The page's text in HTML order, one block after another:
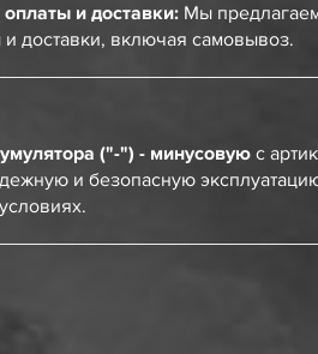
и доставки: Мы
доставки, включая самовывоз.
("-") - минусовуюс
и безопасную